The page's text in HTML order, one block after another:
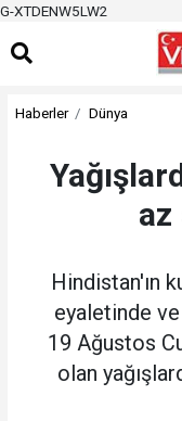
G-XTDENW5LW2
Haberler Dünya
az
Hindistan'ın
eyaletinde
19 Ağustos
olan